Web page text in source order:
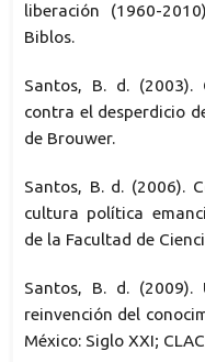
liberación (1960-
Biblos.
Santos, B. d.
contra el desperdicio
de Brouwer.
Santos, B. d. (2006).
cultura política
de la Facultad de
Santos, B. d. (2009).
reinvención del
México: Siglo XXI;